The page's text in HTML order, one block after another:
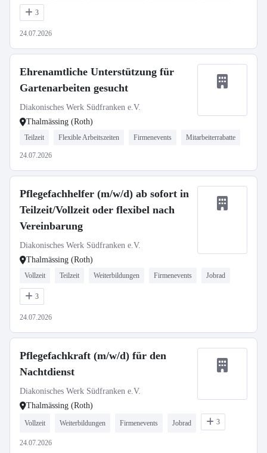
3
24.07.2026
Ehrenamtliche Unterstützung für
Gartenarbeiten gesucht
Diakonisches Werk Südfranken e.V.
Thalmässing (Roth)
Teilzeit Flexible Arbeitszeiten Firmenevents Mitarbeiterrabatte
24.07.2026
Pflegefachhelfer (m/w/d) ab sofort in
Teilzeit/Vollzeit oder flexibel nach
Vereinbarung
Diakonisches Werk Südfranken e.V.
Thalmässing (Roth)
Vollzeit Teilzeit Weiterbildungen Firmenevents Jobrad
3
24.07.2026
Pflegefachkraft (m/w/d) für den
Nachtdienst
Diakonisches Werk Südfranken e.V.
Thalmässing (Roth)
Vollzeit Weiterbildungen Firmenevents Jobrad 3
24.07.2026